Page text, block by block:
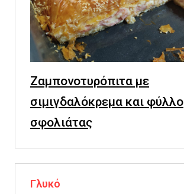
Ζαμπονοτυρόπιτα με
σιμιγδαλόκρεμα και φύλλο
σφολιάτας
Γλυκό